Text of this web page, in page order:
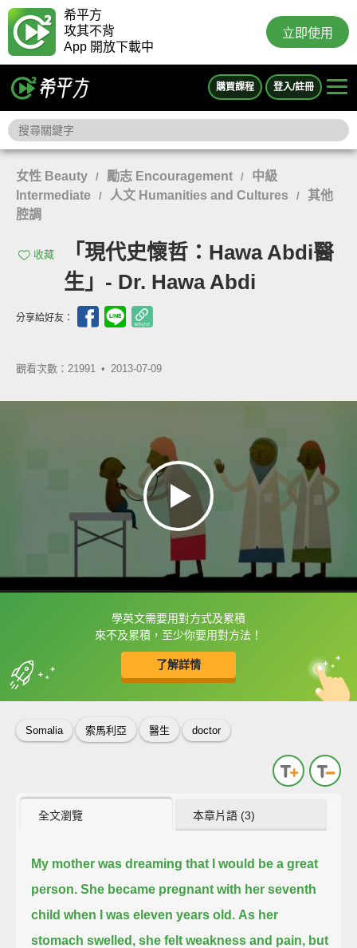
希平方
攻其不背
App 開放下載中
立即使用
購買課程 登入/註冊
女性 Beauty / 勵志 Encouragement /
中級
Intermediate
/ 人文 Humanities and Cultures /
其他
腔調
收藏
「現代史懷哲：Hawa Abdi醫
生」- Dr. Hawa Abdi
分享給好友：
觀看次數：21991 • 2013-07-09
學英文需要用對方式及累積
來不及累積，至少你要用對方法！
了解詳情
框選或點兩下字幕可以直接查字典喔！
收錄佳句 中
英
Somalia 索馬利亞 醫生 doctor
全文瀏覽 本章片語 (3)
My mother was dreaming that I would be a great
person. She became pregnant with her seventh
child when I was eleven years old. As her
stomach swelled, she felt weakness and pain, but